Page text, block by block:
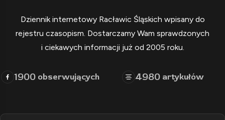
Dziennik internetowy Racławic Śląskich wpisany do
rejestru czasopism. Dostarczamy Wam sprawdzonych
i ciekawych informacji już od 2005 roku.
1900 obserwujących 4980 artykułów